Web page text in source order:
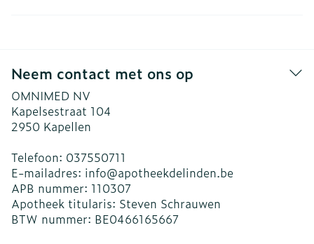
Neem contact met ons op
OMNIMED NV
Kapelsestraat 104
2950 Kapellen
Telefoon: 037550711
E-mailadres: info@apotheekdelinden.be
APB nummer: 110307
Apotheek titularis: Steven Schrauwen
BTW nummer: BE0466165667